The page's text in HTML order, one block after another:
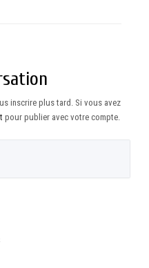
inscrire plus tard. Si vous avez
pour publier avec votre compte.